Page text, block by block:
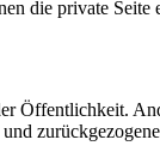
die private
Öffentlichkeit.